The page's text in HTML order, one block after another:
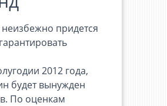
придется
2012 года,
будет вынужден
По оценкам